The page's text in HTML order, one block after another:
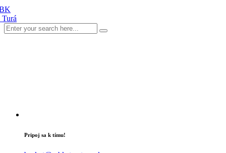
Pripoj sa k tímu!